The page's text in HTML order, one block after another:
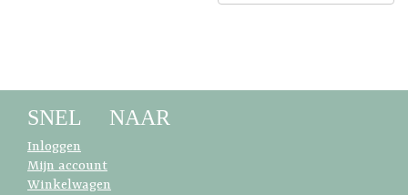
SNEL NAAR
Inloggen
Mijn account
Winkelwagen